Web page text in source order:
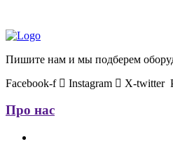
Пишите нам и мы подберем
Facebook-f
Instagram X-twitter
Про нас